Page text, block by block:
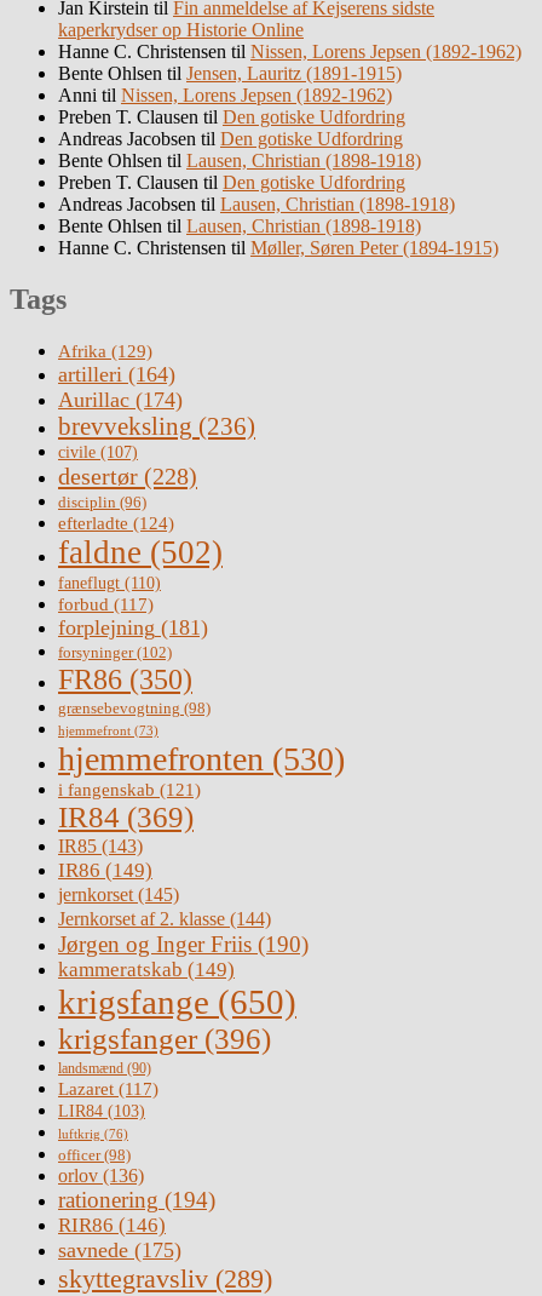
Jan Kirstein til Fin anmeldelse af Kejserens sidste
kaperkrydser op Historie Online
Hanne C. Christensen til Nissen, Lorens Jepsen (1892-1962)
Bente Ohlsen til Jensen, Lauritz (1891-1915)
Anni til Nissen, Lorens Jepsen (1892-1962)
Preben T. Clausen til Den gotiske Udfordring
Andreas Jacobsen til Den gotiske Udfordring
Bente Ohlsen til Lausen, Christian (1898-1918)
Preben T. Clausen til Den gotiske Udfordring
Andreas Jacobsen til Lausen, Christian (1898-1918)
Bente Ohlsen til Lausen, Christian (1898-1918)
Hanne C. Christensen til Møller, Søren Peter (1894-1915)
Tags
Afrika (129)
artilleri (164)
Aurillac (174)
brevveksling (236)
civile (107)
desertør (228)
disciplin (96)
efterladte (124)
faldne (502)
faneflugt (110)
forbud (117)
forplejning (181)
forsyninger(102)
FR86 (350)
grænsebevogtning (98)
hjemmefront (73)
hjemmefronten (530)
i fangenskab (121)
IR84 (369)
IR85 (143)
IR86 (149)
jernkorset(145)
Jernkorset af 2. klasse (144)
Jørgen og Inger Friis (190)
kammeratskab (149)
krigsfange (650)
krigsfanger (396)
landsmænd (90)
Lazaret (117)
LIR84 (103)
luftkrig (76)
officer(98)
orlov (136)
rationering (194)
RIR86 (146)
savnede (175)
skyttegravsliv (289)